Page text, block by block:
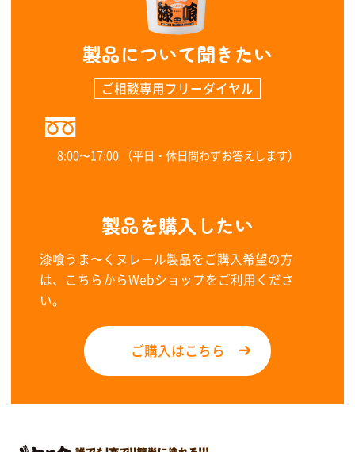
製品について聞きたい
ご相談専用フリーダイヤル
0120-323-960
8:00〜17:00 （平日・休日問わずお答えします）
製品を購入したい
漆喰うま〜くヌレール製品をご購入希望の方
は、こちらからWebショップをご利用くださ
い。
ご購入はこちら